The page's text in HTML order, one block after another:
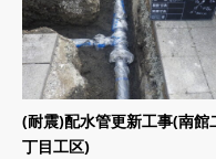
(耐震)配水管更新工事(南館
丁目工区)